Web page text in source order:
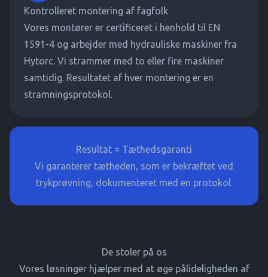
Kontrolleret montering af fagfolk
Vores montører er certificeret i henhold til EN
1591-4 og arbejder med hydrauliske maskiner fra
Hytorc. Vi strammer med to eller fire maskiner
samtidig. Resultatet af hver montering er en
stramningsprotokol.
Resultat = Tæthedsgaranti
Vi garanterer tætheden, som er bekræftet ved
trykprøvning, dokumenteret med en protokol.
De stoler på os
Vores løsninger hjælper med at øge pålideligheden af